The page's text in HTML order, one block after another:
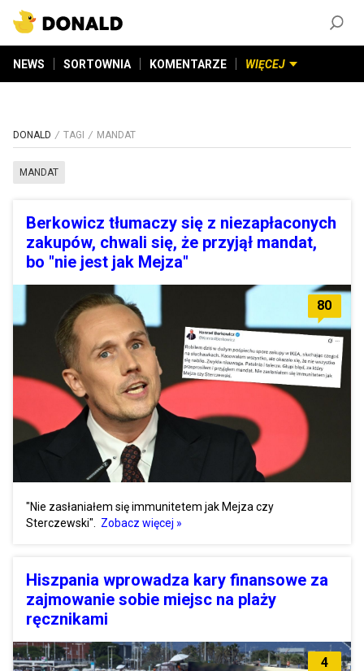
NEWS SORTOWNIA KOMENTARZE WIĘCEJ
DONALD TAGI MANDAT
MANDAT
Berkowicz tłumaczy się z niezapłaconych
zakupów, chwali się, że przyjął mandat,
bo "nie jest jak Mejza"
80
"Nie zasłaniałem się immunitetem jak Mejza czy
Sterczewski".
Zobacz więcej »
Hiszpania wprowadza kary finansowe za
zajmowanie sobie miejsc na plaży
ręcznikami
4